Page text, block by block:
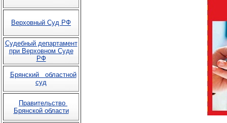
Верховный Суд РФ
Судебный департамент
при Верховном Суде
РФ
Брянский областной
суд
Правительство
Брянской области